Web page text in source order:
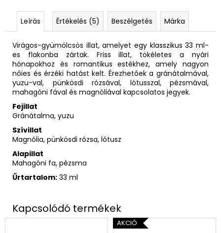
Leírás Értékelés (5) Beszélgetés Márka
Virágos-gyümölcsös illat, amelyet egy klasszikus 33 ml-
es flakonba zártak. Friss illat, tökéletes a nyári
hónapokhoz és romantikus estékhez, amely nagyon
nőies és érzéki hatást kelt. Érezhetőek a gránátalmával,
yuzu-val, pünkösdi rózsával, lótusszal, pézsmával,
mahagóni fával és magnóliával kapcsolatos jegyek.
Fejillat
Gránátalma, yuzu
Szívillat
Magnólia, pünkösdi rózsa, lótusz
Alapillat
Mahagóni fa, pézsma
Űrtartalom: 33 ml
AKCIÓ